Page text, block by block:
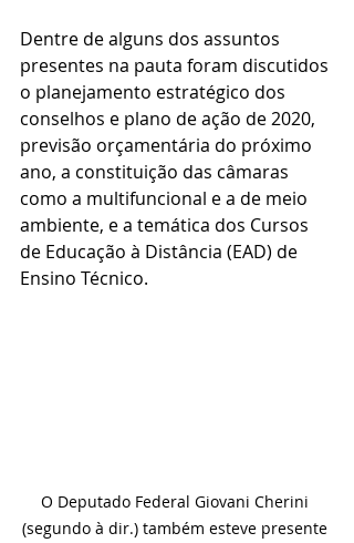
Dentre de alguns dos assuntos
presentes na pauta foram discutidos
o planejamento estratégico dos
conselhos e plano de ação de 2020,
previsão orçamentária do próximo
ano, a constituição das câmaras
como a multifuncional e a de meio
ambiente, e a temática dos Cursos
de Educação à Distância (EAD) de
Ensino Técnico.
O Deputado Federal Giovani Cherini
(segundo à dir.) também esteve presente